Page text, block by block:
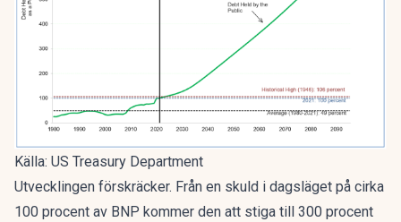
Källa: US Treasury Department
Utvecklingen förskräcker. Från en skuld i dagsläget på cirka
100 procent av BNP kommer den att stiga till 300 procent